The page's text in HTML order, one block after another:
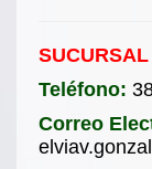
Teléfono:
Correo